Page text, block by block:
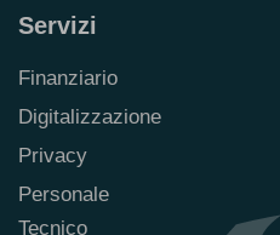
Servizi
Finanziario
Digitalizzazione
Privacy
Personale
Tecnico